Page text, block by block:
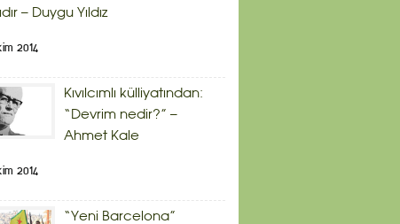
– Duygu Yıldız
2014
Kıvılcımlı külliyatından:
“Devrim nedir?” –
Ahmet Kale
2014
“Yeni Barcelona”